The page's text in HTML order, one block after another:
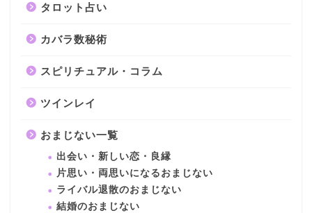
タロット占い
カバラ数秘術
スピリチュアル・コラム
ツインレイ
おまじない一覧
出会い・新しい恋・良縁
片思い・両思いになるおまじない
ライバル退散のおまじない
結婚のおまじない